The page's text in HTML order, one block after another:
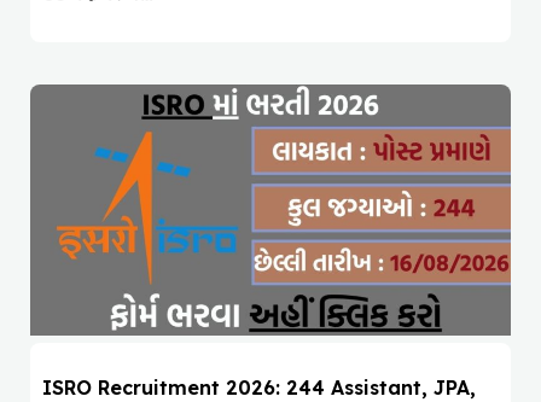
ISRO Recruitment 2026: 244 Assistant, JPA,